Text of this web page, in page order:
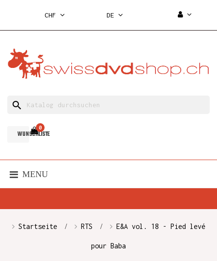
CHF DE
search
WUNSCHLISTE
0
MENU
Startseite RTS E&A vol. 18 - Pied levé
pour Baba